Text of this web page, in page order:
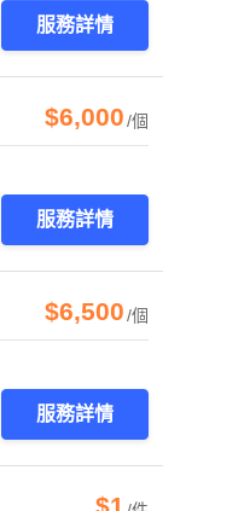
服務詳情
$6,000/個
服務詳情
$6,500/個
服務詳情